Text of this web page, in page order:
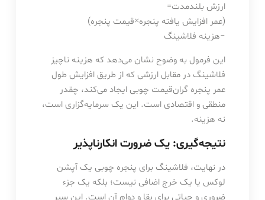
ارزش بلندمدت=
(عمر افزایش یافته پنجره×قیمت پنجره)
−هزینه فلاشینگ
این فرمول به وضوح نشان می‌دهد که هزینه ناچیز
فلاشینگ در مقابل ارزشی که از طریق افزایش طول
عمر پنجره گران‌قیمت چوبی ایجاد می‌کند، چقدر
منطقی و اقتصادی است. این یک سرمایه‌گزاری است،
نه هزینه.
نتیجه‌گیری: یک ضرورت انکارناپذیر
در نهایت، فلاشینگ برای پنجره چوبی یک آپشن
لوکس یا یک خرج اضافی نیست؛ بلکه یک جزء
ضروری و حیاتی برای بقا و دوام آن است. این سپر